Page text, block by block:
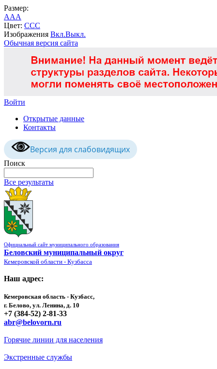
Размер:
AAA
Цвет: CCC
Изображения Вкл.Выкл.
Обычная версия сайта
Войти
Открытые данные
Контакты
Версия для слабовидящих
Поиск
Все результаты
Официальный сайт муниципального образования
Беловский муниципальный округ
Кемеровской области - Кузбасса
Наш адрес:
Кемеровская область - Кузбасс,
г. Белово, ул. Ленина, д. 10
+7 (384-52) 2-81-33
abr@belovorn.ru
Горячие линии для населения
Экстренные службы